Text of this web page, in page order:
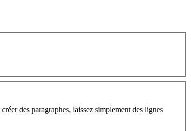
créer des paragraphes, laissez simplement des lignes